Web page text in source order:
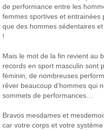
de performance entre les
femmes sportives et
que des hommes sédentaires
!
Mais le mot de la fin revient au
records en sport masculin sont
féminin, de nombreuses
rêver beaucoup d’hommes qui
sommets de performances…
Bravos mesdames et
car votre corps et votre